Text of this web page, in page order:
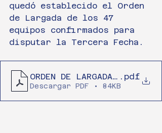
quedó establecido el Orden
de Largada de los 47
equipos confirmados para
disputar la Tercera Fecha.
ORDEN DE LARGADA - DIA
.pdf
Descargar PDF • 84KB